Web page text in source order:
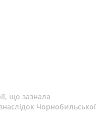
що зазнала
Чорнобильської